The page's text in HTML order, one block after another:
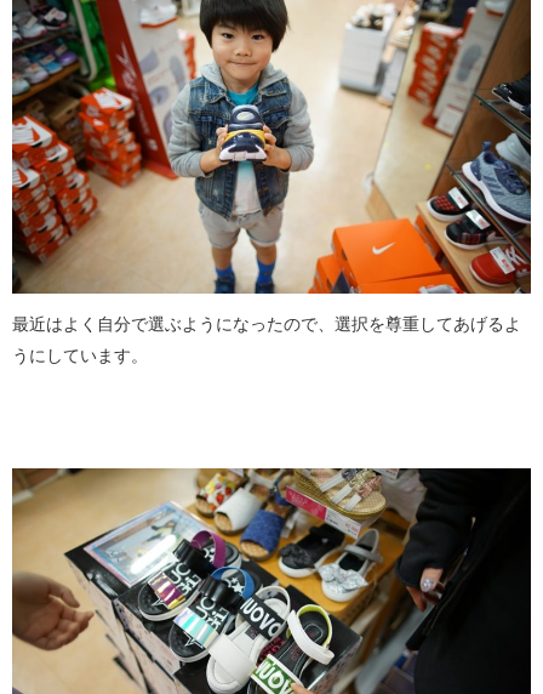
最近はよく自分で選ぶようになったので、選択を尊重してあげるよ
うにしています。